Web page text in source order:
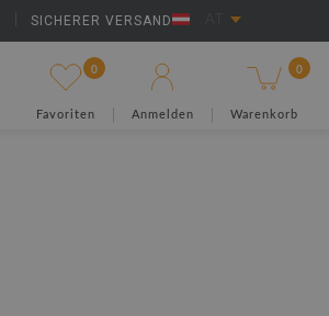
SICHERER VERSAND
0
Favoriten Anmelden
0
Warenkorb